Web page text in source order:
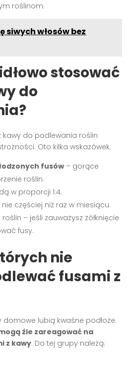
roślinom.
siwych włosów bez
stosować
do
kawy do podlewania roślin
Oto kilka wskazówek:
fusów – gorące
roślin.
w proporcji 1:4.
częściej niż raz w miesiącu.
– jeśli zauważysz żółknięcie
fusy.
nie
fusami z
domowe lubią kwaśne podłoże.
źle zareagować na
z kawy. Do tej grupy należą: